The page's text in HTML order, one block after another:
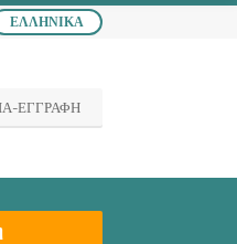
ΕΛΛΗΝΙΚΆ
ΕΓΓΡΑΦΗ